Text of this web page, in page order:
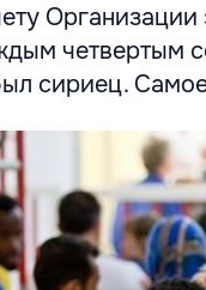
четвертым
сириец.